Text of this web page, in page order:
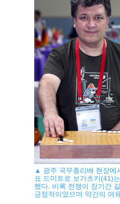
▲ 광주 국무총리배 현장에
표 드미트로 보가츠키(41)
했다. 비록 전쟁이 장기간
긍정적이었으며 약간의 여